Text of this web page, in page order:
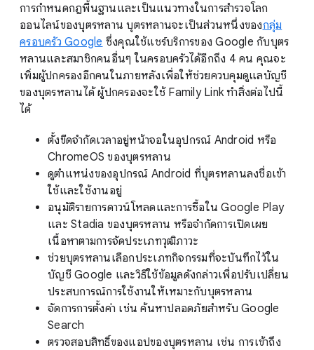
การกำหนดกฎพื้นฐานและเป็นแนวทางในการสำรวจโลก
ออนไลน์ของบุตรหลาน บุตรหลานจะเป็นส่วนหนึ่งของกลุ่ม
ครอบครัว Google ซึ่งคุณใช้แชร์บริการของ Google กับบุตร
หลานและสมาชิกคนอื่นๆ ในครอบครัวได้อีกถึง 4 คน คุณจะ
เพิ่มผู้ปกครองอีกคนในภายหลังเพื่อให้ช่วยควบคุมดูแลบัญชี
ของบุตรหลานได้ ผู้ปกครองจะใช้ Family Link ทำสิ่งต่อไปนี้
ได้
ตั้งขีดจำกัดเวลาอยู่หน้าจอในอุปกรณ์ Android หรือ
ChromeOS ของบุตรหลาน
ดูตำแหน่งของอุปกรณ์ Android ที่บุตรหลานลงชื่อเข้า
ใช้และใช้งานอยู่
อนุมัติรายการดาวน์โหลดและการซื้อใน Google Play
และ Stadia ของบุตรหลาน หรือจำกัดการเปิดเผย
เนื้อหาตามการจัดประเภทวุฒิภาวะ
ช่วยบุตรหลานเลือกประเภทกิจกรรมที่จะบันทึกไว้ใน
บัญชี Google และวิธีใช้ข้อมูลดังกล่าวเพื่อปรับเปลี่ยน
ประสบการณ์การใช้งานให้เหมาะกับบุตรหลาน
จัดการการตั้งค่า เช่น ค้นหาปลอดภัยสำหรับ Google
Search
ตรวจสอบสิทธิ์ของแอปของบุตรหลาน เช่น การเข้าถึง